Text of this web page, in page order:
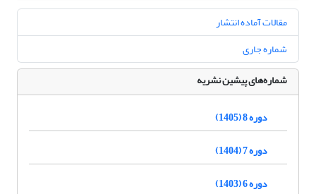
مقالات آماده انتشار
شماره جاری
شماره‌های پیشین نشریه
دوره 8 (1405)
دوره 7 (1404)
دوره 6 (1403)